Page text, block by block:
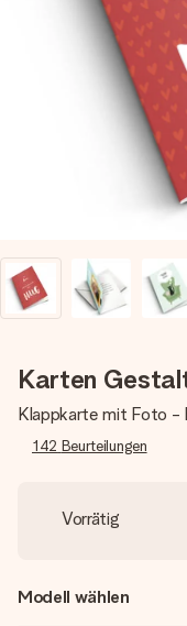
+49 39292
Montag - Freitag :
Samstag -
Karten
Klappkarte mit Foto -
142 Beurteilungen
Vorrätig
Modell wählen